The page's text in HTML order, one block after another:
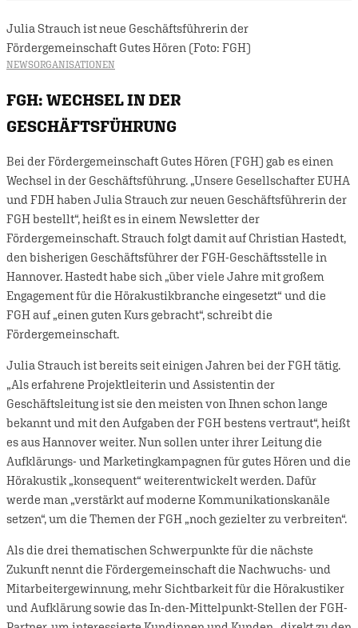
Julia Strauch ist neue Geschäftsführerin der
Fördergemeinschaft Gutes Hören (Foto: FGH)
NEWSORGANISATIONEN
FGH: WECHSEL IN DER
GESCHÄFTSFÜHRUNG
Bei der Fördergemeinschaft Gutes Hören (FGH) gab es einen
Wechsel in der Geschäftsführung. „Unsere Gesellschafter EUHA
und FDH haben Julia Strauch zur neuen Geschäftsführerin der
FGH bestellt“, heißt es in einem Newsletter der
Fördergemeinschaft. Strauch folgt damit auf Christian Hastedt,
den bisherigen Geschäftsführer der FGH-Geschäftsstelle in
Hannover. Hastedt habe sich „über viele Jahre mit großem
Engagement für die Hörakustikbranche eingesetzt“ und die
FGH auf „einen guten Kurs gebracht“, schreibt die
Fördergemeinschaft.
Julia Strauch ist bereits seit einigen Jahren bei der FGH tätig.
„Als erfahrene Projektleiterin und Assistentin der
Geschäftsleitung ist sie den meisten von Ihnen schon lange
bekannt und mit den Aufgaben der FGH bestens vertraut“, heißt
es aus Hannover weiter. Nun sollen unter ihrer Leitung die
Aufklärungs- und Marketingkampagnen für gutes Hören und die
Hörakustik „konsequent“ weiterentwickelt werden. Dafür
werde man „verstärkt auf moderne Kommunikationskanäle
setzen“, um die Themen der FGH „noch gezielter zu verbreiten“.
Als die drei thematischen Schwerpunkte für die nächste
Zukunft nennt die Fördergemeinschaft die Nachwuchs- und
Mitarbeitergewinnung, mehr Sichtbarkeit für die Hörakustiker
und Aufklärung sowie das In-den-Mittelpunkt-Stellen der FGH-